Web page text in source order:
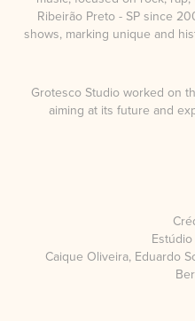
Ribeirão Preto - SP since
shows, marking unique and
Grotesco Studio worked on
aiming at its future and
Caique Oliveira, Eduardo